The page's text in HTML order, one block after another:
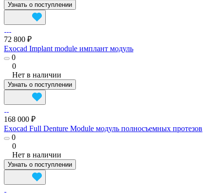
Узнать о поступлении
72 800 ₽
Exocad Implant module имплант модуль
0
0
Нет в наличии
Узнать о поступлении
168 000 ₽
Exocad Full Denture Module модуль полносъемных протезов
0
0
Нет в наличии
Узнать о поступлении